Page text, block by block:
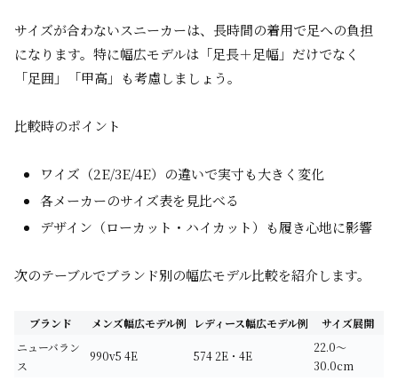
サイズが合わないスニーカーは、長時間の着用で足への負担
になります。特に幅広モデルは「足長＋足幅」だけでなく
「足囲」「甲高」も考慮しましょう。
比較時のポイント
ワイズ（2E/3E/4E）の違いで実寸も大きく変化
各メーカーのサイズ表を見比べる
デザイン（ローカット・ハイカット）も履き心地に影響
次のテーブルでブランド別の幅広モデル比較を紹介します。
ブランド メンズ幅広モデル例 レディース幅広モデル例
サイズ展開
ニューバラン
ス
990v5 4E 574 2E・4E
22.0〜
30.0cm